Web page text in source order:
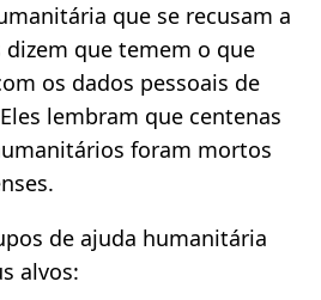
que se recusam a
que temem o que
os dados pessoais de
lembram que centenas
foram mortos
de ajuda humanitária
alvos: